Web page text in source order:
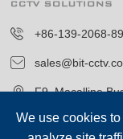
+86-139-2068-
sales@bit-
F9, Macalline
District, Tianjin,
We use cookies